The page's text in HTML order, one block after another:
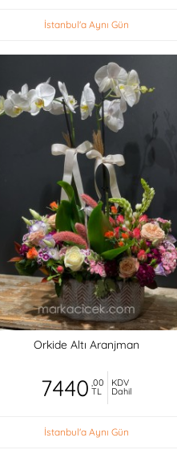
İstanbul'a Aynı Gün
Orkide Altı Aranjman
7440 ,00
TL
KDV
Dahil
İstanbul'a Aynı Gün